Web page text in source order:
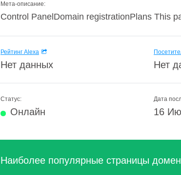
Мета-описание:
Control PanelDomain registrationPlans This
Рейтинг Alexa
Нет данных Нет
Статус:
Онлайн
Дата
16
Наиболее популярные страницы